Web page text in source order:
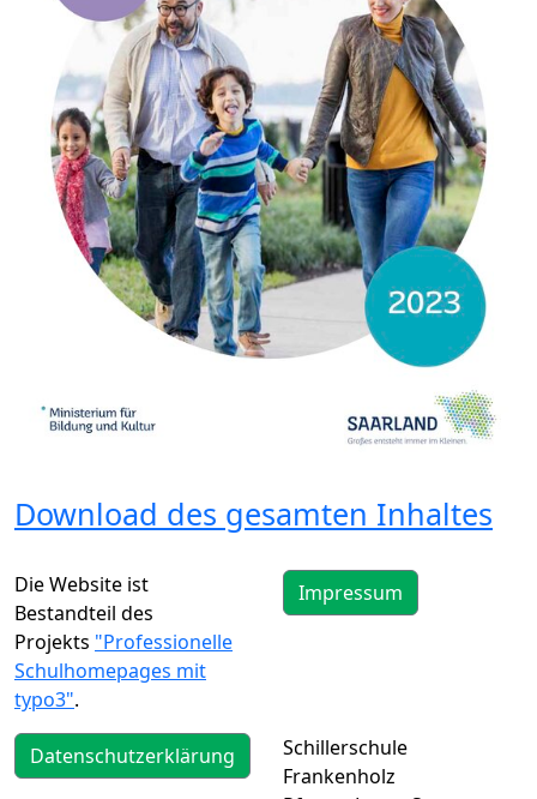
Download des gesamten Inhaltes
Die Website ist
Bestandteil des
Projekts "Professionelle
Schulhomepages mit
typo3".
Impressum
Datenschutzerklärung
Schillerschule
Frankenholz